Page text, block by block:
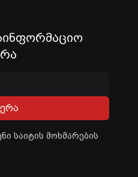
საიტის მოხმარების